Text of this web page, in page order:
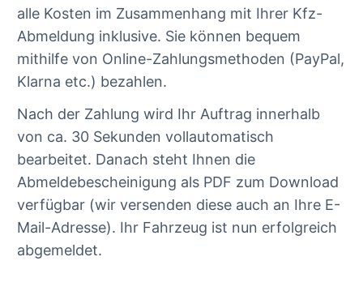
alle Kosten im Zusammenhang mit Ihrer Kfz-
Abmeldung inklusive. Sie können bequem
mithilfe von Online-Zahlungsmethoden (PayPal,
Klarna etc.) bezahlen.
Nach der Zahlung wird Ihr Auftrag innerhalb
von ca. 30 Sekunden vollautomatisch
bearbeitet. Danach steht Ihnen die
Abmeldebescheinigung als PDF zum Download
verfügbar (wir versenden diese auch an Ihre E-
Mail-Adresse). Ihr Fahrzeug ist nun erfolgreich
abgemeldet.